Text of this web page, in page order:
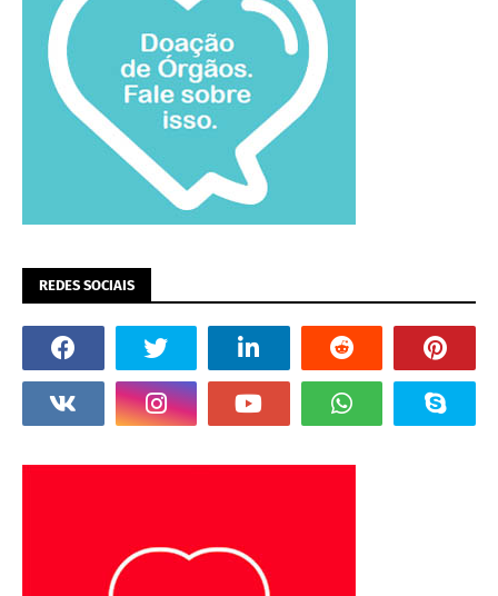
REDES SOCIAIS